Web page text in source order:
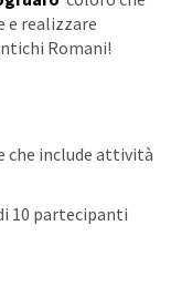
e realizzare
Romani!
che include attività
10 partecipanti